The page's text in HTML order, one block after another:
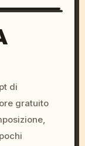
v 6.0
di
gratuito